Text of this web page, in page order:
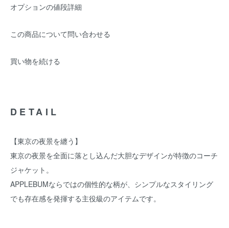
オプションの値段詳細
この商品について問い合わせる
買い物を続ける
DETAIL
【東京の夜景を纏う】
東京の夜景を全面に落とし込んだ大胆なデザインが特徴のコーチ
ジャケット。
APPLEBUMならではの個性的な柄が、シンプルなスタイリング
でも存在感を発揮する主役級のアイテムです。